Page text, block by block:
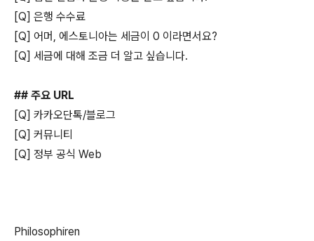
[Q] 은행 수수료
[Q] 어머, 에스토니아는 세금이 0 이라면서요?
[Q] 세금에 대해 조금 더 알고 싶습니다.
## 주요 URL
[Q] 카카오단톡/블로그
[Q] 커뮤니티
[Q] 정부 공식 Web
Philosophiren